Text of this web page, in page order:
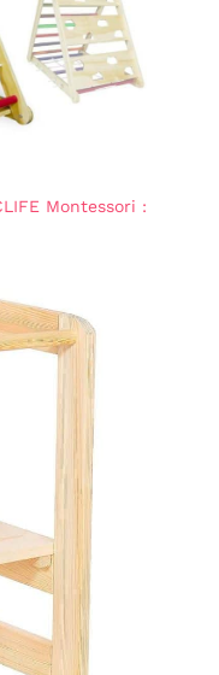
Montessori :